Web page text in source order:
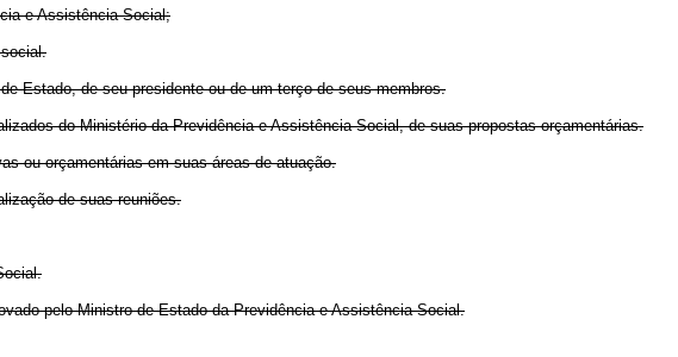
e Assistência Social;
Estado, de seu presidente ou de um terço de seus membros.
do Ministério da Previdência e Assistência Social, de suas propostas orçamentárias.
ou orçamentárias em suas áreas de atuação.
de suas reuniões.
pelo Ministro de Estado da Previdência e Assistência Social.